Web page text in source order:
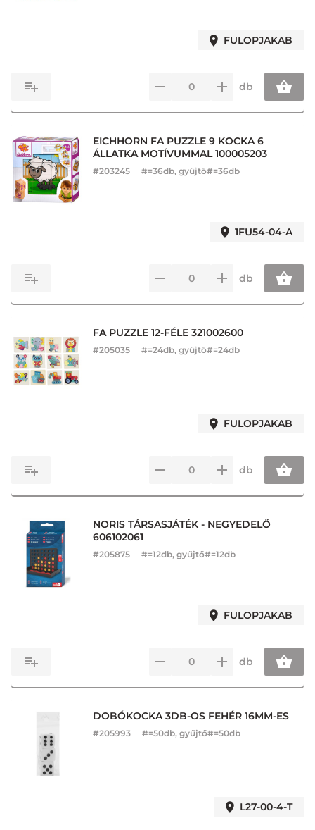
FULOPJAKAB
db
EICHHORN FA PUZZLE 9 KOCKA 6
ÁLLATKA MOTÍVUMMAL 100005203
#203245 #=36db, gyűjtő#=36db
1FU54-04-A
db
FA PUZZLE 12-FÉLE 321002600
#205035 #=24db, gyűjtő#=24db
FULOPJAKAB
db
NORIS TÁRSASJÁTÉK - NEGYEDELŐ
606102061
#205875 #=12db, gyűjtő#=12db
FULOPJAKAB
db
DOBÓKOCKA 3DB-OS FEHÉR 16MM-ES
#205993 #=50db, gyűjtő#=50db
L27-00-4-T